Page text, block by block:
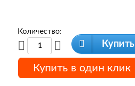
Количество:
Купить
Купить в один клик